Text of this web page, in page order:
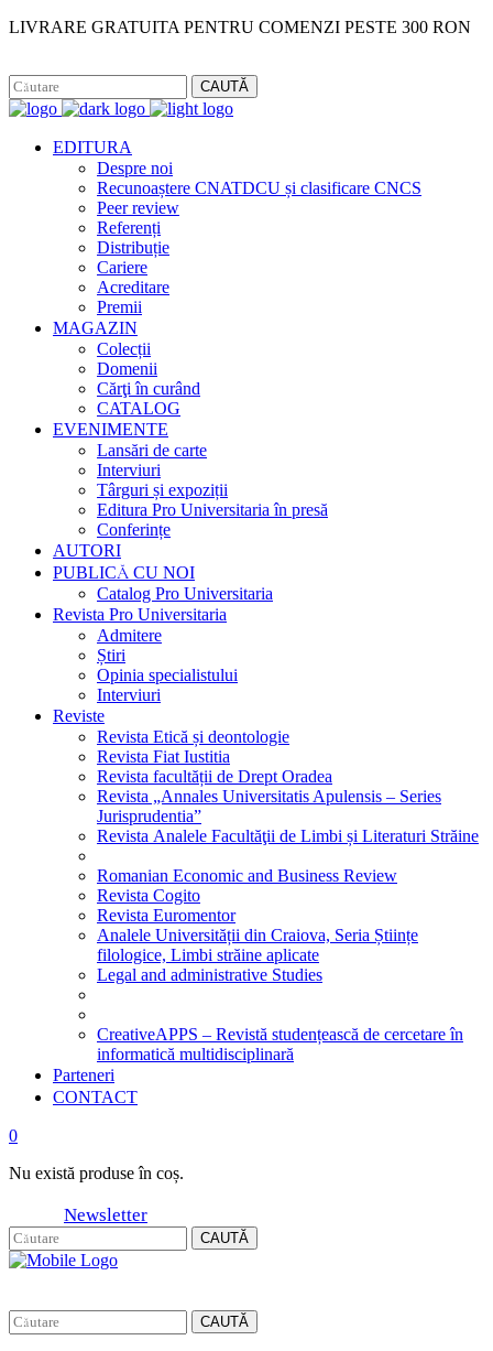
LIVRARE GRATUITA PENTRU COMENZI PESTE 300 RON
CAUTĂ
EDITURA
Despre noi
Recunoaștere CNATDCU și clasificare CNCS
Peer review
Referenți
Distribuție
Cariere
Acreditare
Premii
MAGAZIN
Colecții
Domenii
Cărţi în curând
CATALOG
EVENIMENTE
Lansări de carte
Interviuri
Târguri și expoziții
Editura Pro Universitaria în presă
Conferințe
AUTORI
PUBLICĂ CU NOI
Catalog Pro Universitaria
Revista Pro Universitaria
Admitere
Știri
Opinia specialistului
Interviuri
Reviste
Revista Etică și deontologie
Revista Fiat Iustitia
Revista facultății de Drept Oradea
Revista „Annales Universitatis Apulensis – Series
Jurisprudentia”
Revista Analele Facultăţii de Limbi și Literaturi Străine
Romanian Economic and Business Review
Revista Cogito
Revista Euromentor
Analele Universității din Craiova, Seria Științe
filologice, Limbi străine aplicate
Legal and administrative Studies
CreativeAPPS – Revistă studențească de cercetare în
informatică multidisciplinară
Parteneri
CONTACT
0
Nu există produse în coș.
Newsletter
CAUTĂ
CAUTĂ